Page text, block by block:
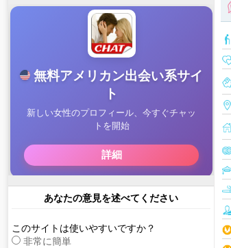
あなたの意見を述べてください
このサイトは使いやすいですか？
非常に簡単